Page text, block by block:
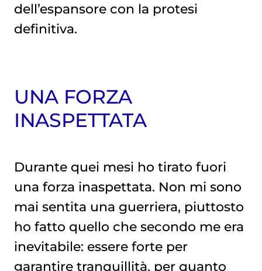
dell’espansore con la protesi
definitiva.
UNA FORZA
INASPETTATA
Durante quei mesi ho tirato fuori
una forza inaspettata. Non mi sono
mai sentita una guerriera, piuttosto
ho fatto quello che secondo me era
inevitabile: essere forte per
garantire tranquillità, per quanto